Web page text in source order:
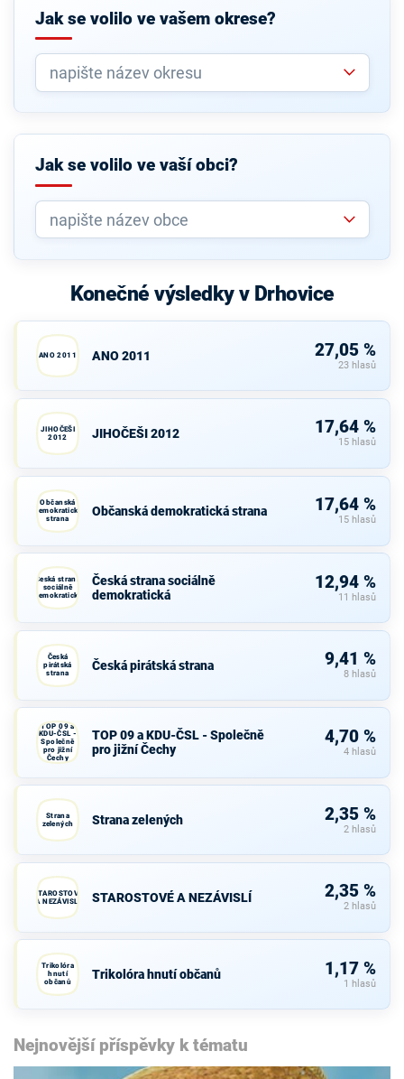
Jak se volilo ve vašem okrese?
Jak se volilo ve vaší obci?
Konečné výsledky v Drhovice
ANO 2011 ANO 2011 27,05 %
23 hlasů
JIHOČEŠI
2012
JIHOČEŠI 2012 17,64 %
15 hlasů
Občanská
demokratická
strana
Občanská demokratická strana 17,64 %
15 hlasů
Česká strana
sociálně
demokratická
Česká strana sociálně
demokratická
12,94 %
11 hlasů
Česká
pirátská
strana
Česká pirátská strana 9,41 %
8 hlasů
TOP 09 a
KDU-ČSL -
Společně
pro jižní
Čechy
TOP 09 a KDU-ČSL - Společně
pro jižní Čechy
4,70 %
4 hlasů
Strana
zelených
Strana zelených 2,35 %
2 hlasů
STAROSTOVÉ
A NEZÁVISLÍ
STAROSTOVÉ A NEZÁVISLÍ 2,35 %
2 hlasů
Trikolóra
hnutí
občanů
Trikolóra hnutí občanů 1,17 %
1 hlasů
Nejnovější příspěvky k tématu